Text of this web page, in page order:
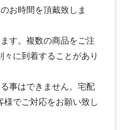
お時間を頂戴致しま
す。複数の商品をご注
に到着することがあり
事はできません。宅配
様でご対応をお願い致し